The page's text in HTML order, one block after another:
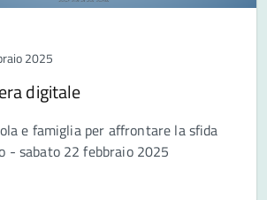
2025
digitale
e famiglia per affrontare la sfida
- sabato 22 febbraio 2025